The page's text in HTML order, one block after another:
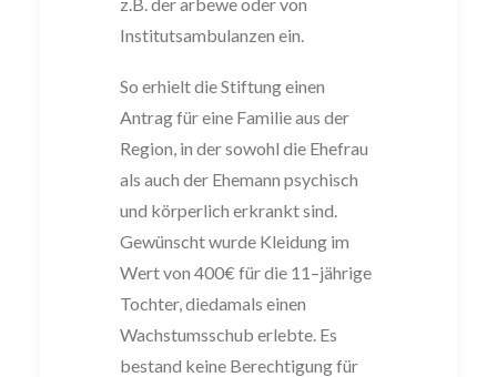
Institutsambulanzen ein.
So erhielt die Stiftung einen
Antrag für eine Familie aus der
Region, in der sowohl die Ehefrau
als auch der Ehemann psychisch
und körperlich erkrankt sind.
Gewünschtwurde Kleidung im
Wert von 400€ für die 11–jährige
Tochter, diedamals einen
Wachstumsschub erlebte. Es
bestand keine Berechtigung für